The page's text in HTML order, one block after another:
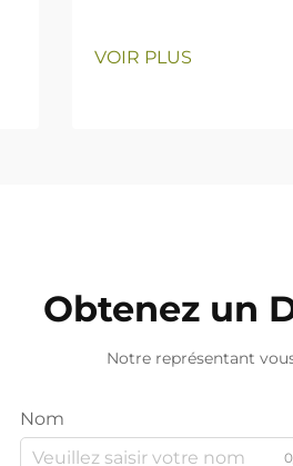
VOIR PLUS
Obtenez un
Notre représentant
Nom